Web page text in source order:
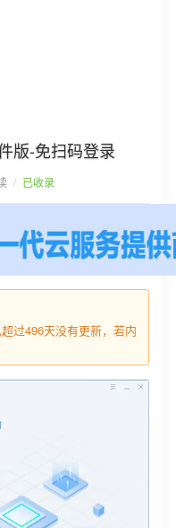
版-免扫码登录
/ 已收录
过496天没有更新，若内